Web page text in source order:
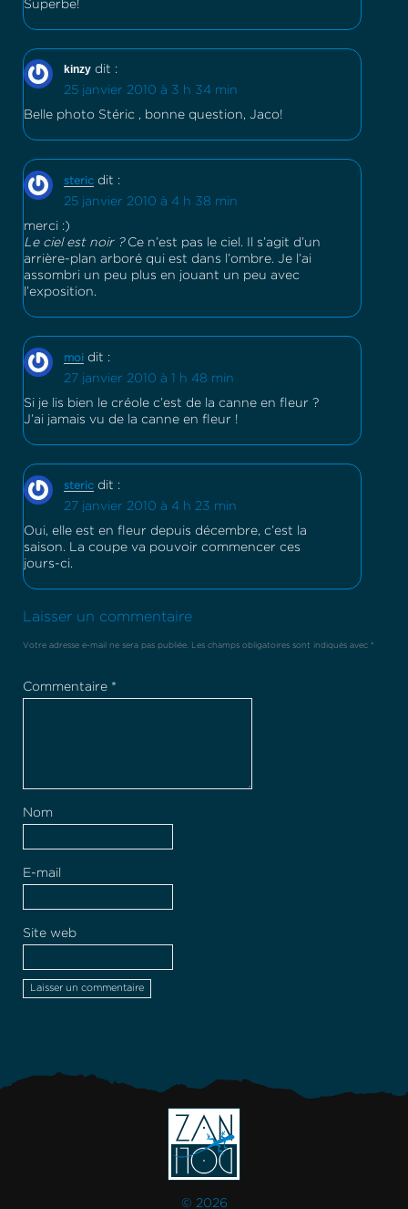
Superbe!
kinzy dit :
25 janvier 2010 à 3 h 34 min
Belle photo Stéric , bonne question, Jaco!
steric dit :
25 janvier 2010 à 4 h 38 min
merci :)
Le ciel est noir ?Ce n’est pas le ciel. Il s’agit d’un
arrière-plan arboré qui est dans l’ombre. Je l’ai
assombri un peu plus en jouant un peu avec
l’exposition.
moi dit :
27 janvier 2010 à 1 h 48 min
Si je lis bien le créole c’est de la canne en fleur ?
J’ai jamais vu de la canne en fleur !
steric dit :
27 janvier 2010 à 4 h 23 min
Oui, elle est en fleur depuis décembre, c’est la
saison. La coupe va pouvoir commencer ces
jours-ci.
Laisser un commentaire
Votre adresse e-mail ne sera pas publiée. Les champs obligatoires sont indiqués avec *
Commentaire *
Nom
E-mail
Site web
© 2026